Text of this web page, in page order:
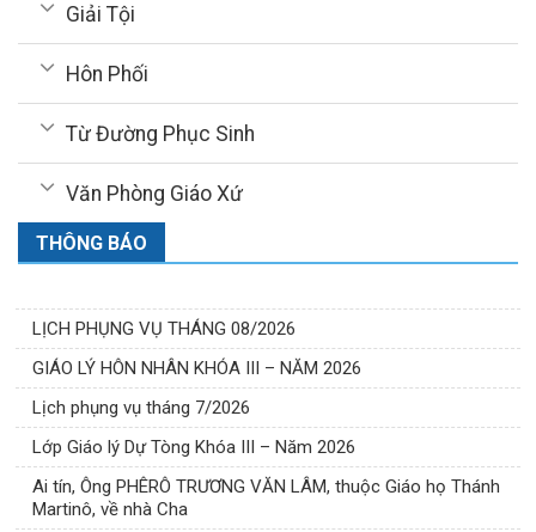
Giải Tội
Hôn Phối
Từ Đường Phục Sinh
Văn Phòng Giáo Xứ
THÔNG BÁO
LỊCH PHỤNG VỤ THÁNG 08/2026
GIÁO LÝ HÔN NHÂN KHÓA III – NĂM 2026
Lịch phụng vụ tháng 7/2026
Lớp Giáo lý Dự Tòng Khóa III – Năm 2026
Ai tín, Ông PHÊRÔ TRƯƠNG VĂN LÂM, thuộc Giáo họ Thánh
Martinô, về nhà Cha